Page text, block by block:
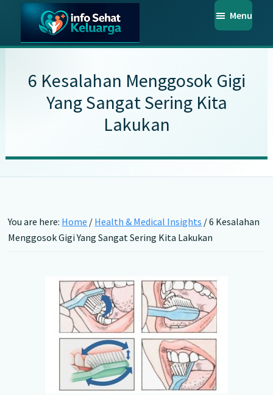
main
primary
footerInfo
Keluarga
Temukan
Informasi
Kesehatan
Keluarga
Menu
6 Kesalahan Menggosok Gigi
Yang Sangat Sering Kita
Lakukan
You are here: Home / Health & Medical Insights /6 Kesalahan
Menggosok Gigi Yang Sangat Sering Kita Lakukan